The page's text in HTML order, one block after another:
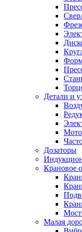
Детали и
Дозаторы
Крановое
Малая